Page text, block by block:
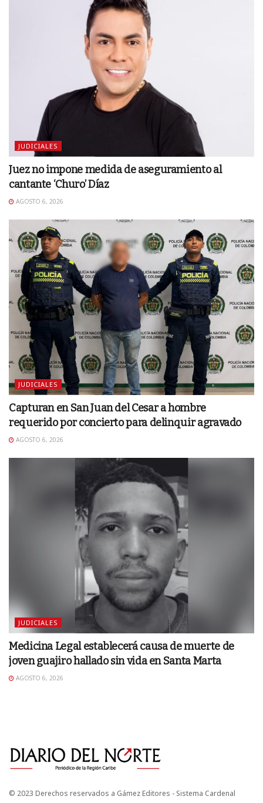
JUDICIALES
Juez no impone medida de aseguramiento al
cantante ‘Churo’ Díaz
AGOSTO 6, 2026
JUDICIALES
Capturan en San Juan del Cesar a hombre
requerido por concierto para delinquir agravado
AGOSTO 6, 2026
JUDICIALES
Medicina Legal establecerá causa de muerte de
joven guajiro hallado sin vida en Santa Marta
AGOSTO 6, 2026
© 2023 Derechos reservados a Gámez Editores - Sistema Cardenal